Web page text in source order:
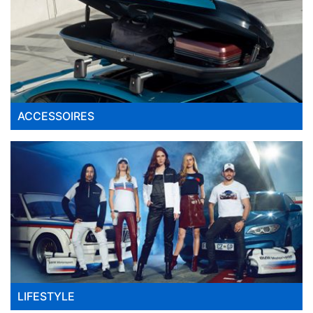
Om je BMW in optimale staat te houden, zijn er
verschillende soorten onderhoud en
schoonmaakartikelen die je kunt gebruiken. Hier zijn
enkele belangrijke punten om te overwegen:
4.1. Motorolie en filters vervangen
is het regelmatig vervangen van de motorolie en filters.
Motorolie smeert de bewegende onderdelen van de
motor en filters zorgen ervoor dat de olie vrij blijft van
verontreinigingen. Het is essentieel om de olie op tijd te
verversen en de filters te vervangen volgens het
onderhoudsschema van de fabrikant.
4.2. Remmen controleren en reinigen
Remmen zijn een essentieel veiligheidsonderdeel van je
BMW. Regelmatige controle en reiniging van de remmen
helpen om optimale remprestaties te behouden en
voorkomen dat ze verslijten. Laat je remmen regelmatig
ACCESSOIRES
LIFESTYLE